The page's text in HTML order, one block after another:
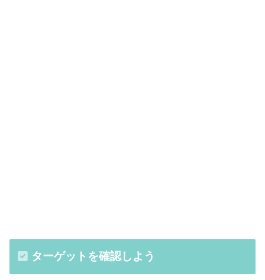
ターゲットを確認しよう